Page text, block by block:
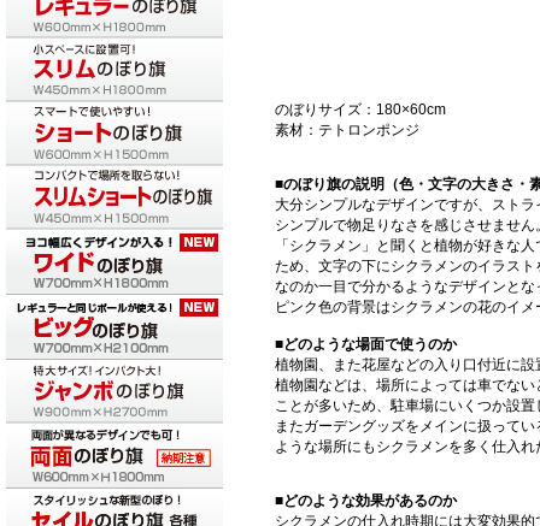
のぼりサイズ：180×60cm
素材：テトロンポンジ
■のぼり旗の説明（色・文字の大きさ・
大分シンプルなデザインですが、スト
シンプルで物足りなさを感じさせませ
「シクラメン」と聞くと植物が好きな
ため、文字の下にシクラメンのイラス
なのか一目で分かるようなデザインとな
ピンク色の背景はシクラメンの花のイ
■どのような場面で使うのか
植物園、また花屋などの入り口付近に設
植物園などは、場所によっては車でな
ことが多いため、駐車場にいくつか設置
またガーデングッズをメインに扱って
ような場所にもシクラメンを多く仕入
■どのような効果があるのか
シクラメンの仕入れ時期には大変効果